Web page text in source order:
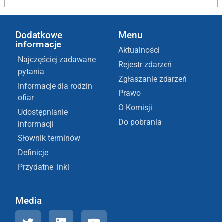
Dodatkowe
informacje
Najczęściej zadawane
pytania
Informacje dla rodzin
ofiar
Udostępnianie
informacji
Słownik terminów
Definicje
Przydatne linki
Menu
Aktualności
Rejestr zdarzeń
Zgłaszanie zdarzeń
Prawo
O Komisji
Do pobrania
Media